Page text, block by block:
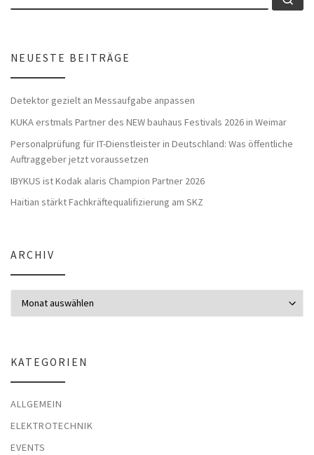
NEUESTE BEITRÄGE
Detektor gezielt an Messaufgabe anpassen
KUKA erstmals Partner des NEW bauhaus Festivals 2026 in Weimar
Personalprüfung für IT-Dienstleister in Deutschland: Was öffentliche
Auftraggeber jetzt voraussetzen
IBYKUS ist Kodak alaris Champion Partner 2026
Haitian stärkt Fachkräftequalifizierung am SKZ
ARCHIV
KATEGORIEN
ALLGEMEIN
ELEKTROTECHNIK
EVENTS